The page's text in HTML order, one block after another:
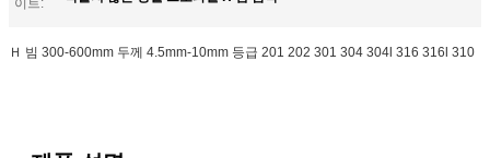
이트:
Ｈ 빔 300-600mm 두께 4.5mm-10mm 등급 201 202 301 304 304l 316 316l 310